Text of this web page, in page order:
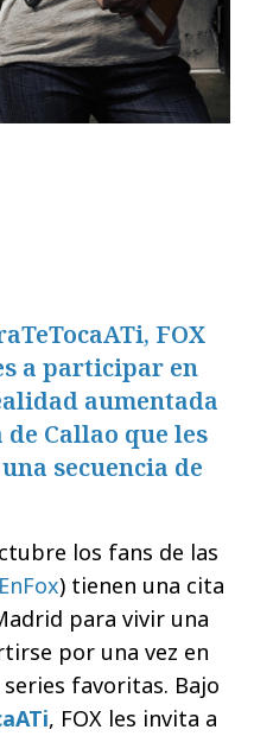
FOX
a participar en
aumentada
Callao que les
secuencia de
los fans de las
) tienen una cita
para vivir una
por una vez en
favoritas. Bajo
, FOX les invita a